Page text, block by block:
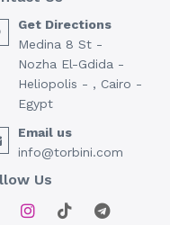
Get Directions
Medina 8 St -
Nozha El-Gdida -
Heliopolis - , Cairo -
Egypt
Email us
info@torbini.com
Us